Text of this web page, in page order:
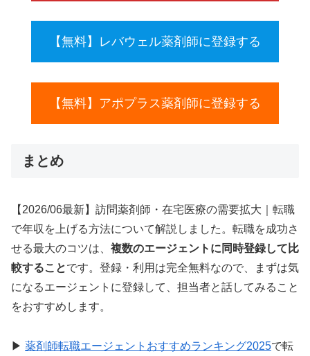
【無料】レバウェル薬剤師に登録する
【無料】アポプラス薬剤師に登録する
まとめ
【2026/06最新】訪問薬剤師・在宅医療の需要拡大｜転職
で年収を上げる方法について解説しました。転職を成功さ
せる最大のコツは、 複数のエージェントに同時登録して比
較することです。登録・利用は完全無料なので、まずは気
になるエージェントに登録して、担当者と話してみること
をおすすめします。
▶ 薬剤師転職エージェントおすすめランキング2025で転